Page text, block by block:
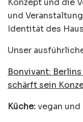
Konzept und die
und
Identität des
Unser
Bonvivant:
schärft sein
Küche:vegan